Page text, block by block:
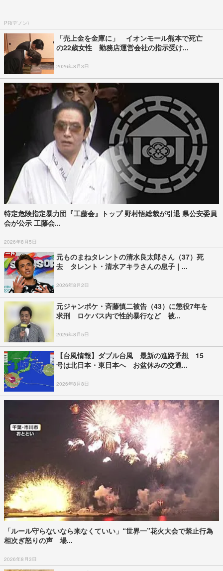
PR(デノン)
「売上金を金庫に」 イオンモール熊本で死亡
の22歳女性 勤務店運営会社の指示受け...
2026年8月3日
特定危険指定暴力団『工藤会』トップ 野村悟総裁が引退 県公安委員
会が公示 工藤会...
2026年8月5日
元ものまねタレントの清水良太郎さん（37）死
去 タレント・清水アキラさんの息子｜...
2026年8月2日
元ジャンポケ・斉藤慎二被告（43）に懲役7年を
求刑 ロケバス内で性的暴行など 被...
2026年8月5日
【台風情報】ダブル台風 最新の進路予想 15
号は北日本・東日本へ お盆休みの交通...
2026年8月8日
「ルール守らないなら来なくていい」“世界一”花火大会で禁止行為
相次ぎ怒りの声 場...
2026年8月3日